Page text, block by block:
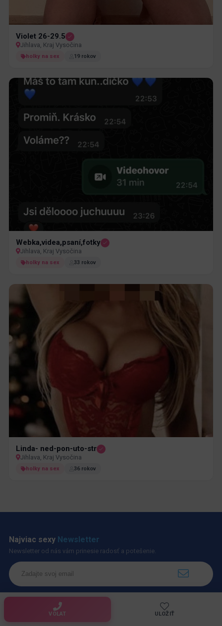
Violet 26-29.5
Jihlava, Kraj Vysočina
holky na sex 19 rokov
Webka,videa,psaní,fotky
Jihlava, Kraj Vysočina
holky na sex 33 rokov
Linda- ned-pon-uto-str
Jihlava, Kraj Vysočina
holky na sex 36 rokov
VOLAT ULOŽIŤ
Najviac sexy Newsletter
Newsletter od nás vám prinesie radosť a potešenie.
PrivatZone.com